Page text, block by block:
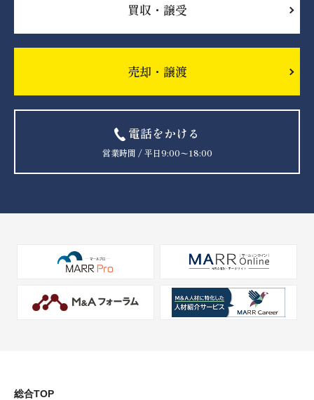
買収・譲受
売却・譲渡
電話をかける
営業時間 / 平日9:00〜18:00
総合TOP